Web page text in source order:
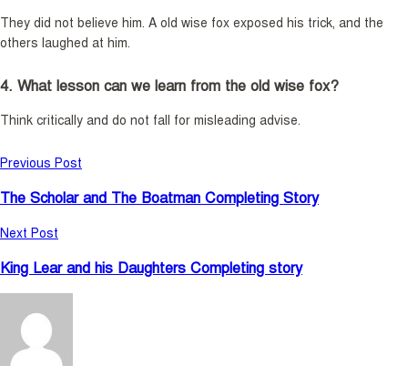
They did not believe him. A old wise fox exposed his trick, and the
others laughed at him.
4. What lesson can we learn from the old wise fox?
Think critically and do not fall for misleading advise.
Previous Post
The Scholar and The Boatman Completing Story
Next Post
King Lear and his Daughters Completing story